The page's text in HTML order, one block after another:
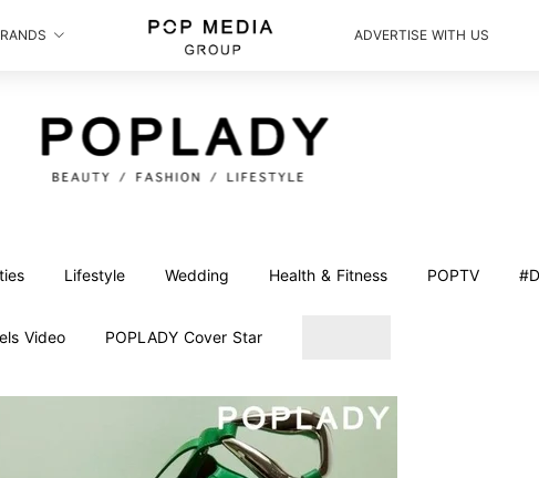
ADVERTISE WITH US
Lifestyle Wedding Health & Fitness POPTV
Video POPLADY Cover Star